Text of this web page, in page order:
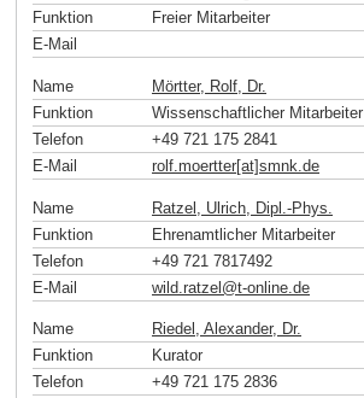
Funktion
Freier Mitarbeiter
E-Mail
Name
Mörtter, Rolf, Dr.
Funktion
Wissenschaftlicher Mitarbeiter
Telefon
+49 721 175 2841
E-Mail
rolf.moertter[at]smnk de
Name
Ratzel, Ulrich, Dipl.-Phys.
Funktion
Ehrenamtlicher Mitarbeiter
Telefon
+49 721 7817492
E-Mail
wild.ratzel@t-online de
Name
Riedel, Alexander, Dr.
Funktion
Kurator
Telefon
+49 721 175 2836